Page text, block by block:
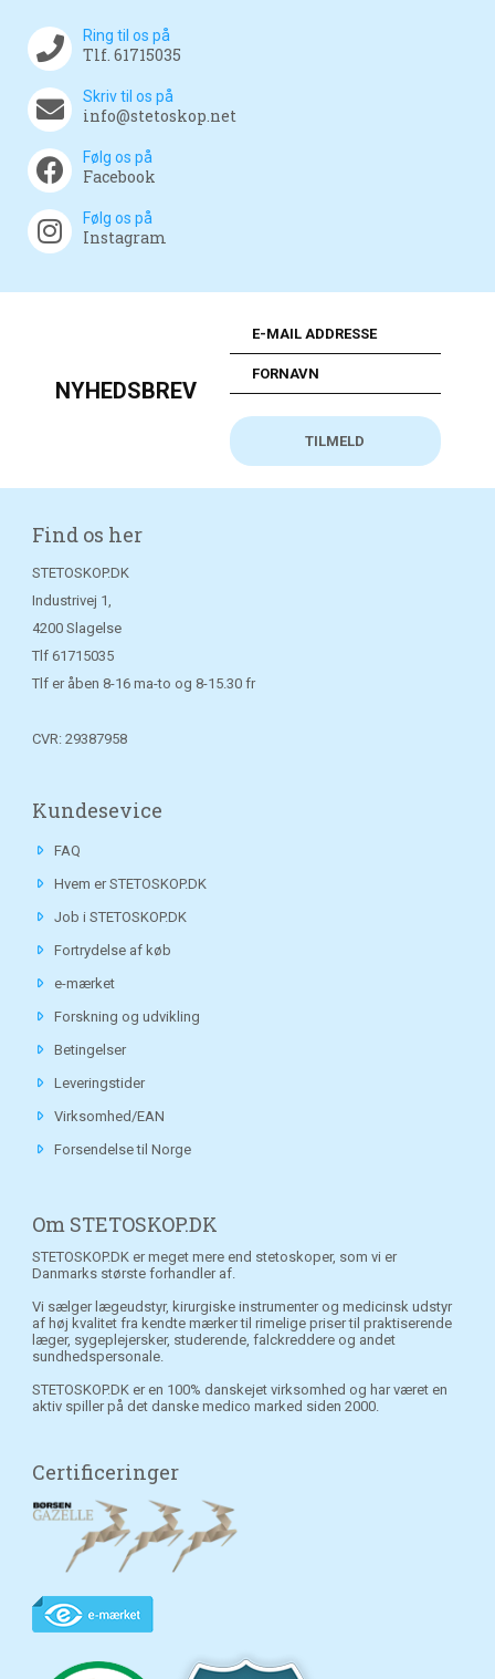
Ring til os på
Tlf. 61715035
Skriv til os på
info@stetoskop.net
Følg os på
Facebook
Følg os på
Instagram
NYHEDSBREV
Find os her
STETOSKOP.DK
Industrivej 1,
4200 Slagelse
Tlf 61715035
Tlf er åben 8-16 ma-to og 8-15.30 fr
CVR: 29387958
Kundesevice
FAQ
Hvem er STETOSKOP.DK
Job i STETOSKOP.DK
Fortrydelse af køb
e-mærket
Forskning og udvikling
Betingelser
Leveringstider
Virksomhed/EAN
Forsendelse til Norge
Om STETOSKOP.DK
STETOSKOP.DK er meget mere end stetoskoper, som vi er
Danmarks største forhandler af.
Vi sælger lægeudstyr, kirurgiske instrumenter og medicinsk udstyr
af høj kvalitet fra kendte mærker til rimelige priser til praktiserende
læger, sygeplejersker, studerende, falckreddere og andet
sundhedspersonale.
STETOSKOP.DK er en 100% danskejet virksomhed og har været en
aktiv spiller på det danske medico marked siden 2000.
Certificeringer